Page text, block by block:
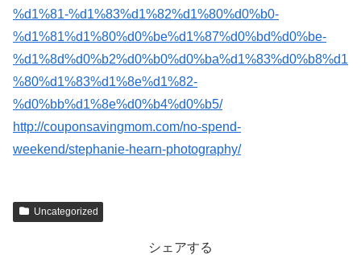
%d1%81-%d1%83%d1%82%d1%80%d0%b0-
%d1%81%d1%80%d0%be%d1%87%d0%bd%d0%be-
%d1%8d%d0%b2%d0%b0%d0%ba%d1%83%d0%b8%d1
%80%d1%83%d1%8e%d1%82-
%d0%bb%d1%8e%d0%b4%d0%b5/
http://couponsavingmom.com/no-spend-
weekend/stephanie-hearn-photography/
Uncategorized
シェアする